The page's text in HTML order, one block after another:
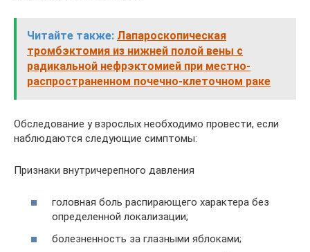
Читайте также: Лапароскопическая
тромбэктомия из нижней полой вены с
радикальной нефрэктомией при местно-
распространенном почечно-клеточном раке
Обследование у взрослых необходимо провести, если
наблюдаются следующие симптомы:
Признаки внутричерепного давления
головная боль распирающего характера без
определенной локализации;
болезненность за глазными яблоками;